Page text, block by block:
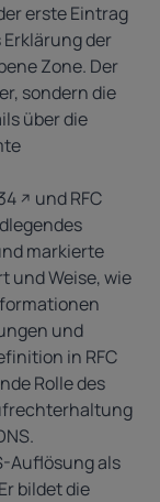
erste Eintrag
der
Zone. Der
sondern die
über die
undRFC
markierte
und Weise, wie
und
in RFC
Rolle des
Auflösung als
bildet die